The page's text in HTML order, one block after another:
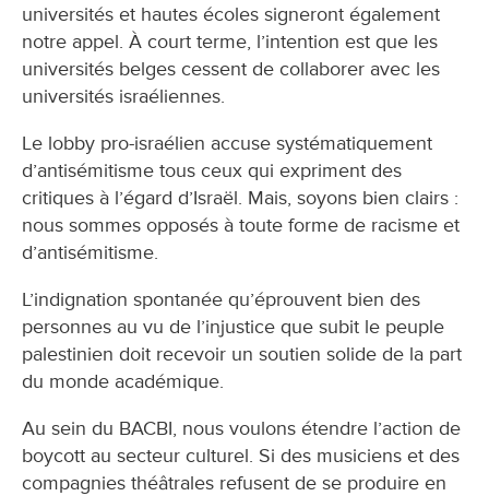
universités et hautes écoles signeront également
notre appel. À court terme, l’intention est que les
universités belges cessent de collaborer avec les
universités israéliennes.
Le lobby pro-israélien accuse systématiquement
d’antisémitisme tous ceux qui expriment des
critiques à l’égard d’Israël. Mais, soyons bien clairs :
nous sommes opposés à toute forme de racisme et
d’antisémitisme.
L’indignation spontanée qu’éprouvent bien des
personnes au vu de l’injustice que subit le peuple
palestinien doit recevoir un soutien solide de la part
du monde académique.
Au sein du BACBI, nous voulons étendre l’action de
boycott au secteur culturel. Si des musiciens et des
compagnies théâtrales refusent de se produire en